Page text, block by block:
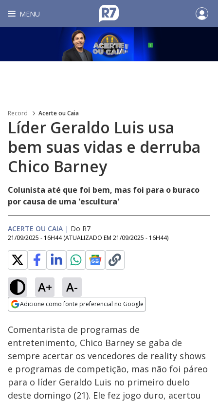
MENU
Record Acerte ou Caia
Líder Geraldo Luis usa
bem suas vidas e derruba
Chico Barney
Colunista até que foi bem, mas foi para o buraco
por causa de uma 'escultura'
ACERTE OU CAIA | Do R7
21/09/2025 - 16H44 (ATUALIZADO EM 21/09/2025 - 16H44)
A+ A-
Adicione como fonte preferencial no Google
Ativar
Loaded:
11.04%
Comentarista de programas de
entretenimento, Chico Barney se gaba de
sempre acertar os vencedores de reality shows
e programas de competição, mas não foi páreo
para o líder Geraldo Luis no primeiro duelo
deste domingo (21). Ele fez jogo duro, acertou